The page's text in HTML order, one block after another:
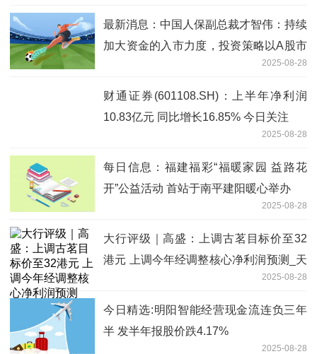
最新消息：中国人保副总裁才智伟：持续
加大资金的入市力度，投资策略以A股市
2025-08-28
财通证券(601108.SH)：上半年净利润
10.83亿元 同比增长16.85% 今日关注
2025-08-28
每日信息：福建福彩“福暖家园 益路花
开”公益活动 首站于南平建阳暖心举办
2025-08-28
大行评级｜高盛：上调古茗目标价至32
港元 上调今年经调整核心净利润预测_天
2025-08-28
今日精选:明阳智能经营现金流连负三年
半 发半年报股价跌4.17%
2025-08-28